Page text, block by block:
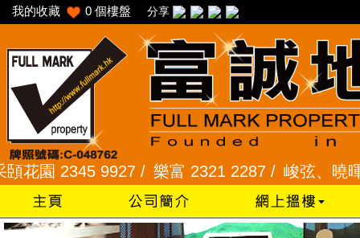
我的收藏 0 個樓盤 分享
園 2345 9927 /樂富 2321 2287 /峻弦、曉暉花